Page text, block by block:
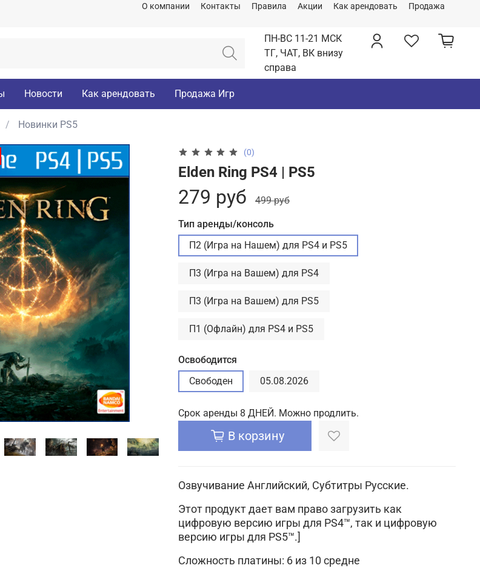
О компании Контакты Правила Акции Как арендовать Продажа
ПН-ВС 11-21 МСК
ТГ, ЧАТ, ВК внизу
справа
Новости Как арендовать Продажа Игр
Новинки PS5
(0)
Elden Ring PS4 | PS5
279 руб 499 руб
Тип аренды/консоль
П2 (Игра на Нашем) для PS4 и PS5
П3 (Игра на Вашем) для PS4
П3 (Игра на Вашем) для PS5
П1 (Офлайн) для PS4 и PS5
Освободится
Свободен
05.08.2026
Срок аренды 8 ДНЕЙ. Можно продлить.
В корзину
Озвучивание Английский, Субтитры Русские.
Этот продукт дает вам право загрузить как
цифровую версию игры для PS4™, так и цифровую
версию игры для PS5™.]
Сложность платины: 6 из 10 средне